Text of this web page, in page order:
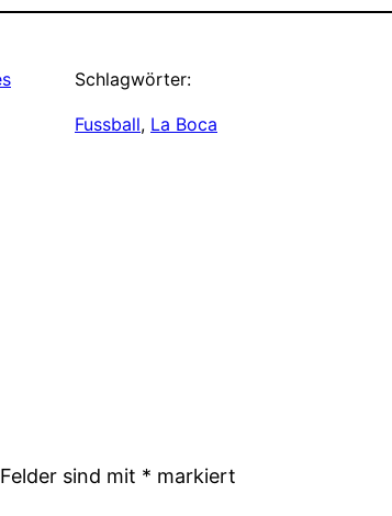
Schlagwörter:
Fussball, La Boca
sind mit * markiert